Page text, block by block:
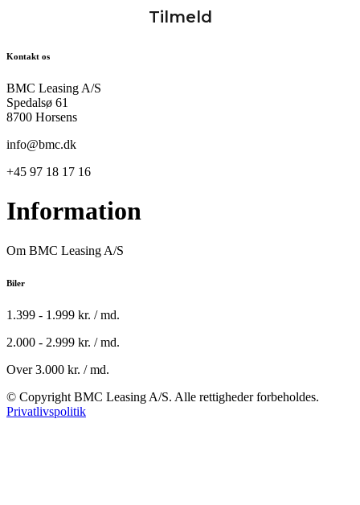
Kontakt os
BMC Leasing A/S
Spedalsø 61
8700 Horsens
info@bmc.dk
+45 97 18 17 16
Information
Om BMC Leasing A/S
Biler
1.399 - 1.999 kr. / md.
2.000 - 2.999 kr. / md.
Over 3.000 kr. / md.
© Copyright BMC Leasing A/S. Alle rettigheder forbeholdes.
Privatlivspolitik